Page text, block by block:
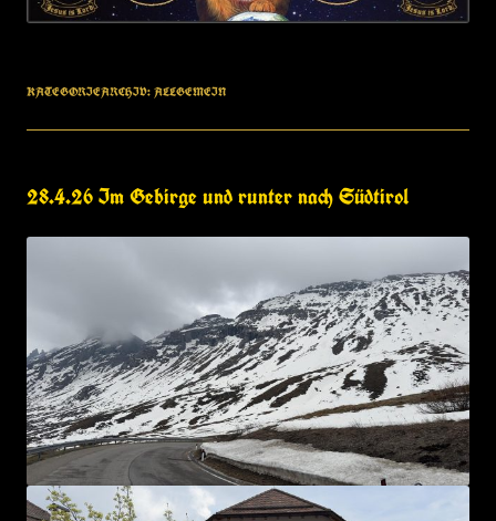
KATEGORIEARCHIV: ALLGEMEIN
28.4.26 Im Gebirge und runter nach Südtirol